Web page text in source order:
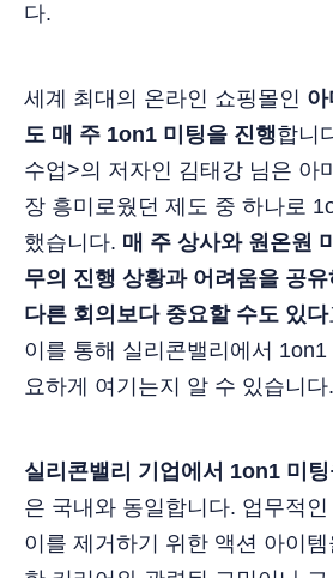
다.
세계 최대의 온라인 쇼핑몰인
도 매 주 1on1 미팅을 진행합니
수업>의 저자인 김태강 님은 아
장 흥미로웠던 제도 중 하나로
했습니다. 매 주 상사와 원온원
무의 진행 상황과 어려움을 공
다른 회의보다 중요할 수도 있다
이를 통해 실리콘밸리에서
요하게 여기는지 알 수 있습니다.
실리콘밸리 기업에서 1on1 미
은 국내와 동일합니다. 업무적
이를 제거하기 위한 액션 아이